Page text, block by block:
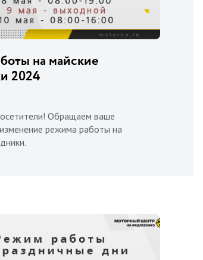
на майские
2024
Обращаем ваше
режима работы на